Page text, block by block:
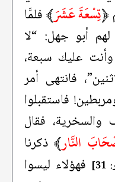
﴿تِسْعَةَ عَشَرَ﴾فلمَّا
أبو جهل: “لا
وأنت عليك سبعة،
فانتهى أمر
فاستقبلوا
والسخرية، فقال
النَّار﴾ذكرنا
فهؤلاء ليسوا